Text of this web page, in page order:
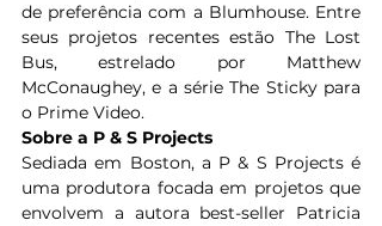
de preferência com a Blumhouse. Entre
seus projetos recentes estão The Lost
Bus, estrelado por Matthew
McConaughey, e a série The Sticky para
o Prime Video.
Sobre a P & S Projects
Sediada em Boston, a P & S Projects é
uma produtora focada em projetos que
envolvem a autora best-seller Patricia